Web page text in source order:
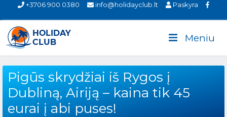
+3706 900 0380 info@holidayclub.lt Paskyra
Meniu
Pigūs skrydžiai iš Rygos į
Dubliną, Airiją – kaina tik 45
eurai į abi puses!